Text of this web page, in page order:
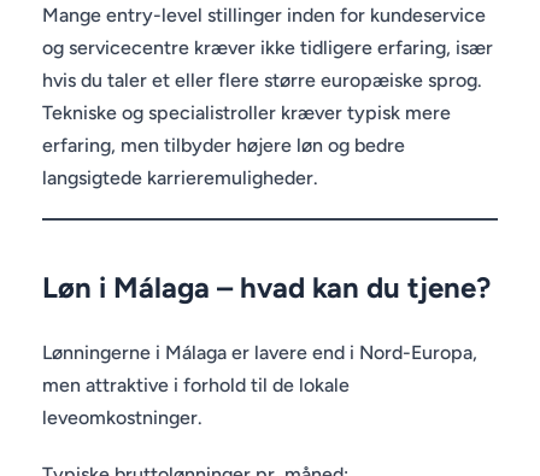
Mange entry-level stillinger inden for kundeservice
og servicecentre kræver ikke tidligere erfaring, især
hvis du taler et eller flere større europæiske sprog.
Tekniske og specialistroller kræver typisk mere
erfaring, men tilbyder højere løn og bedre
langsigtede karrieremuligheder.
Løn i Málaga – hvad kan du tjene?
Lønningerne i Málaga er lavere end i Nord-Europa,
men attraktive i forhold til de lokale
leveomkostninger.